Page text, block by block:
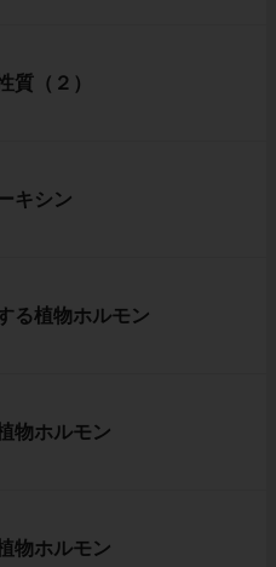
質（２）
キシン
る植物ホルモン
物ホルモン
物ホルモン